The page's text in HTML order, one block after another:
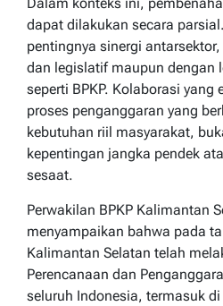
dapat dilakukan secara
pentingnya sinergi
dan legislatif maupun dengan
seperti BPKP. Kolaborasi yang
proses penganggaran yang
kebutuhan riil masyarakat,
kepentingan jangka pendek
sesaat.
Perwakilan BPKP Kalimantan
menyampaikan bahwa pada
Kalimantan Selatan telah
Perencanaan dan
seluruh Indonesia, termasuk